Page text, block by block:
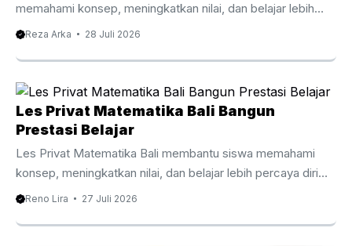
memahami konsep, meningkatkan nilai, dan belajar lebih
percaya diri bersama tutor berpengalaman. Les Privat
Matematika menjadi mata pelajaran yang membutuhkan
pemahaman konsep secara bertahap agar siswa mampu
mengikuti materi dengan baik. Oleh karena itu, Les Privat
Matematika Badung membantu siswa memahami setiap
topik melalui pembelajaran yang lebih terarah, personal, dan
mudah dipahami sesuai kemampuan masing masing.
Berbeda dengan pembelajaran di kelas yang harus
menyesuaikan banyak siswa, les ...
Reza Arka 28 Juli 2026
Les Privat Matematika Bali Bangun
Prestasi Belajar
Les Privat Matematika Bali membantu siswa memahami
konsep, meningkatkan nilai, dan belajar lebih percaya diri
bersama tutor berpengalaman. Les Privat Matematika Bali
satu mata pelajaran yang membutuhkan pemahaman
Reno Lira 27 Juli 2026